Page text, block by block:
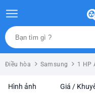
Điều hòa Samsung 1 HP
Hình ảnh Giá /